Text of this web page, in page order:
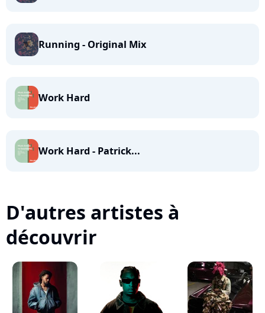
Running - Original Mix
Work Hard
Work Hard - Patrick...
D'autres artistes à
découvrir